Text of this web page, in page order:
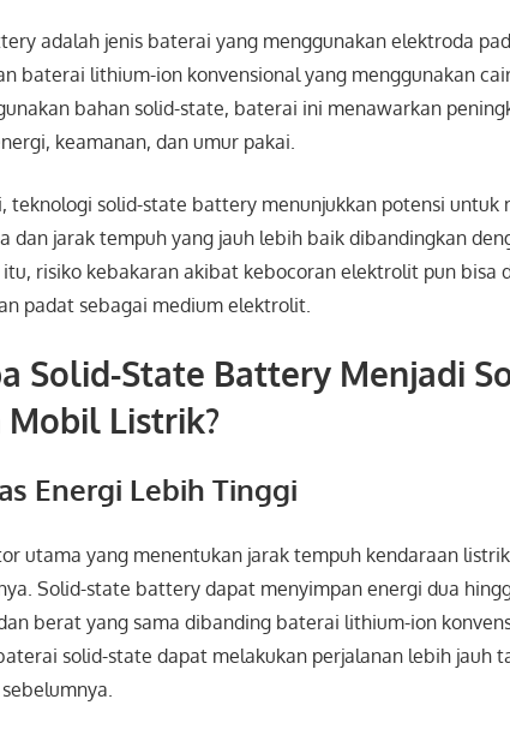
adalah jenis baterai yang menggunakan elektroda
baterai lithium-ion konvensional yang menggunakan
bahan solid-state, baterai ini menawarkan
keamanan, dan umur pakai.
teknologi solid-state battery menunjukkan potensi untuk
dan jarak tempuh yang jauh lebih baik dibandingkan
risiko kebakaran akibat kebocoran elektrolit pun bisa
padat sebagai medium elektrolit.
Solid-State Battery Menjadi
Mobil Listrik?
Energi Lebih Tinggi
utama yang menentukan jarak tempuh kendaraan
Solid-state battery dapat menyimpan energi dua
berat yang sama dibanding baterai lithium-ion
solid-state dapat melakukan perjalanan lebih jauh